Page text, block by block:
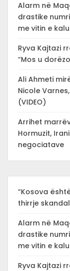
Alarm në
drastike
me vitin e
Ryva Kajtazi
“Mos u
Ali Ahmeti
Nicole
(VIDEO)
Arrihet
Hormuzit,
negociatave
“Kosova
thirrje
Alarm në
drastike
me vitin e
Ryva Kajtazi